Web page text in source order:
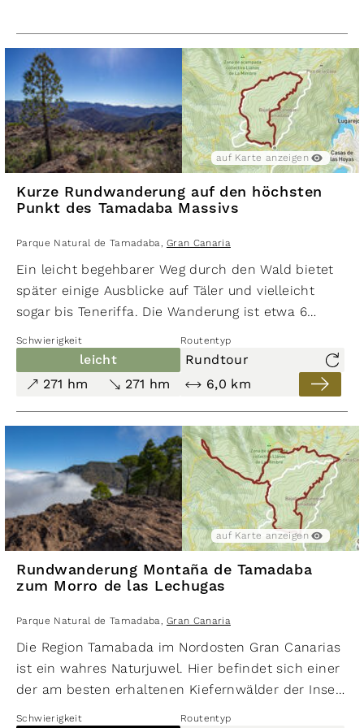
Höhenmetern. Die Wanderung ist ganzjährig möglich.
auf Karte anzeigen
Kurze Rundwanderung auf den höchsten
Punkt des Tamadaba Massivs
Parque Natural de Tamadaba Gran Canaria
Ein leicht begehbarer Weg durch den Wald bietet
später einige Ausblicke auf Täler und vielleicht
sogar bis Teneriffa. Die Wanderung ist etwa 6
rund 270 Höhenmetern. Die Wanderung ist
ganzjährig möglich.
Schwierigkeit Routentyp
leicht
Rundtour
271 hm
271 hm 6,0 km
auf Karte anzeigen
Rundwanderung Montaña de Tamadaba
zum Morro de las Lechugas
Parque Natural de Tamadaba Gran Canaria
Die Region Tamabada im Nordosten Gran Canarias
ist ein wahres Naturjuwel. Hier befindet sich einer
der am besten erhaltenen Kiefernwälder der Insel.
Schwierigkeit Routentyp